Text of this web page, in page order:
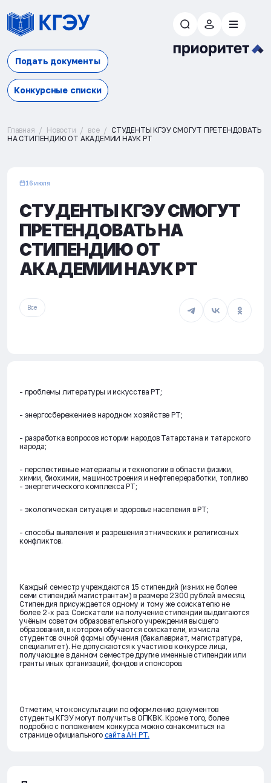
Подать документы
Конкурсные списки
Главная Новости все
СТУДЕНТЫ КГЭУ СМОГУТ ПРЕТЕНДОВАТЬ
НА СТИПЕНДИЮ ОТ АКАДЕМИИ НАУК РТ
16 июля
СТУДЕНТЫ КГЭУ СМОГУТ
ПРЕТЕНДОВАТЬ НА
СТИПЕНДИЮ ОТ
АКАДЕМИИ НАУК РТ
Все
- проблемы литературы и искусства РТ;
- энергосбережение в народном хозяйстве РТ;
- разработка вопросов истории народов Татарстана и татарского
народа;
- перспективные материалы и технологии в области физики,
химии, биохимии, машиностроения и нефтепереработки, топливо
- энергетического комплекса РТ;
- экологическая ситуация и здоровье населения в РТ;
- способы выявления и разрешения этнических и религиозных
конфликтов.
Каждый семестр учреждаются 15 стипендий (из них не более
семи стипендий магистрантам) в размере 2300 рублей в месяц.
Стипендия присуждается одному и тому же соискателю не
более 2-х раз. Соискатели на получение стипендии выдвигаются
учёным советом образовательного учреждения высшего
образования, в котором обучаются соискатели, из числа
студентов очной формы обучения (бакалавриат, магистратура,
специалитет). Не допускаются к участию в конкурсе лица,
получающие в данном семестре другие именные стипендии или
гранты иных организаций, фондов и спонсоров.
Отметим, что консультации по оформлению документов
студенты КГЭУ могут получить в ОПКВК. Кроме того, более
подробно с положением конкурса можно ознакомиться на
странице официального сайта АН РТ.